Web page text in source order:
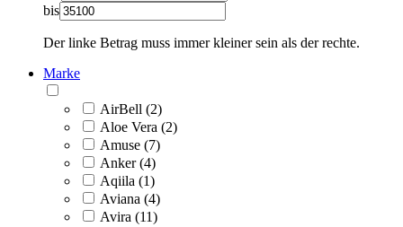
bis
Der linke Betrag muss immer kleiner sein als der rechte.
Marke
AirBell (2)
Aloe Vera (2)
Amuse (7)
Anker (4)
Aqiila (1)
Aviana (4)
Avira (11)